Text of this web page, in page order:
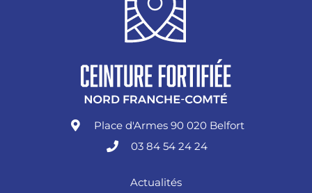
Place d'Armes 90 020 Belfort
03 84 54 24 24
Actualités